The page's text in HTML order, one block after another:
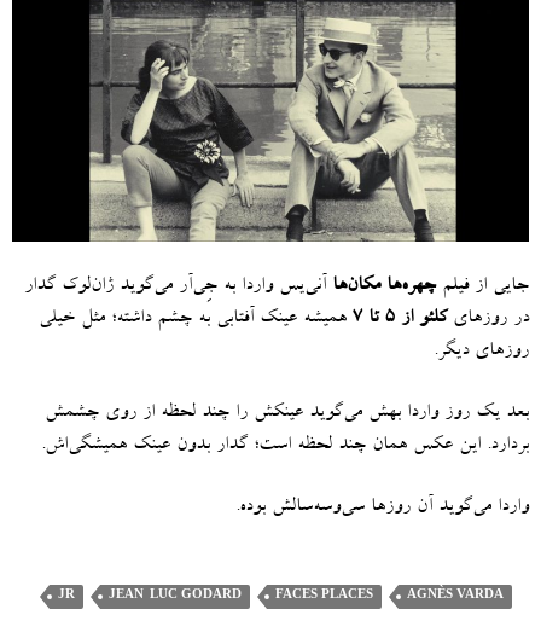
جایی از فیلمچهره‌ها مکان‌ها آنی‌یس واردا به جِی‌آر می‌گوید ژان‌لوک گدار
در روزهایکلئو از ۵ تا ۷
همیشه عینک آفتابی به چشم داشته؛ مثل خیلی
روزهای دیگر.
بعد یک روز واردا بهش می‌گوید عینکش را چند لحظه از روی چشمش
بردارد. این عکس همان چند لحظه است؛ گدار بدون عینک همیشگی‌اش.
واردا می‌گوید آن روزها سی‌وسه‌سالش بوده.
AGNÈS VARDA
FACES PLACES
JEAN-LUC GODARD
JR